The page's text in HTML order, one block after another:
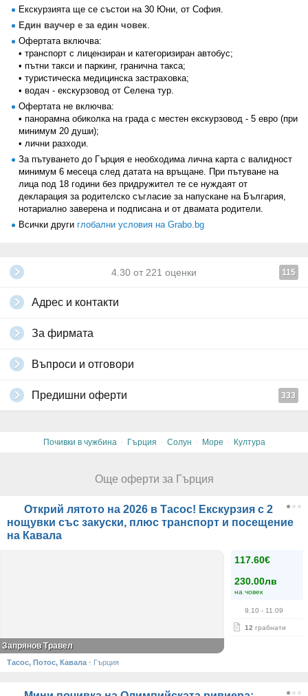
паметник късно вечерта.
Екскурзията ще се състои на 30 Юни, от София.
Един ваучер е за един човек.
Офертата включва:
• транспорт с лицензиран и категоризиран автобус;
• пътни такси и паркинг, гранична такса;
• туристическа медицинска застраховка;
• водач - екскурзовод от Селена тур.
Офертата не включва:
• панорамна обиколка на града с местен екскурзовод - 5 евро (при
минимум 20 души);
• лични разходи.
За пътуването до Гърция е необходима лична карта с валидност
минимум 6 месеца след датата на връщане. При пътуване на
лица под 18 години без придружител те се нуждаят от
декларация за родителско съгласие за напускане на България,
нотариално заверена и подписана и от двамата родители.
Всички други глобални условия на Grabo.bg
4.30 от 221 оценки 115
Адрес и контакти
За фирмата
Въпроси и отговори
Предишни оферти 333
Почивки в чужбина · Гърция · Солун · Море · Култура
Още оферти за Гърция
Открий лятото на 2026 в Тасос! Екскурзия с 2
нощувки със закуски, плюс транспорт и посещение
на Кавала
117.60€
230.00лв
на човек
9.10 - 11.09
12 грабнати
Запрянов Травел
Тасос, Потос, Кавала · Гърция